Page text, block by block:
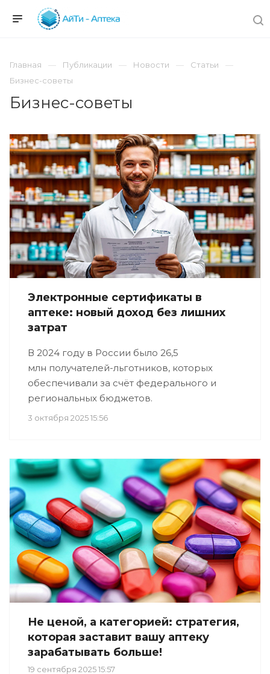
Главная Публикации Новости
Статьи
Бизнес-советы
Бизнес-советы
Электронные сертификаты в
аптеке: новый доход без лишних
затрат
В 2024 году в России было 26,5
млн получателей-льготников, которых
обеспечивали за счёт федерального и
региональных бюджетов.
3 октября 2025 15:56
Не ценой, а категорией: стратегия,
которая заставит вашу аптеку
зарабатывать больше!
19 сентября 2025 15:57